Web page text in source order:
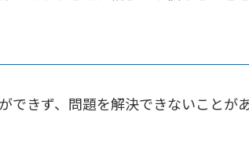
きず、問題を解決できないことがあ